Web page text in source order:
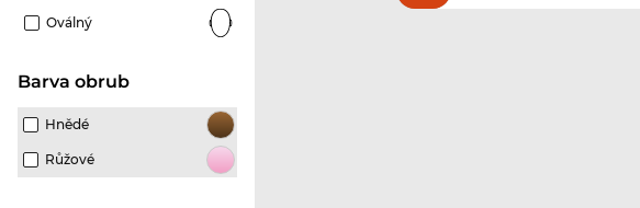
Oválný
Barva obrub
Hnědé
Růžové